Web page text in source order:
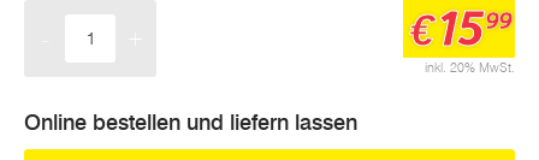
inkl. 20% MwSt.
€1599
Online bestellen und liefern lassen